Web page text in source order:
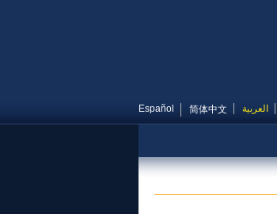
العربية 简体中文
Español